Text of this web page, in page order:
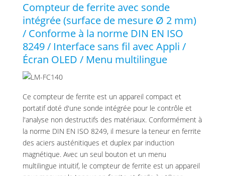
Compteur de ferrite avec sonde
intégrée (surface de mesure Ø 2 mm)
/ Conforme à la norme DIN EN ISO
8249 / Interface sans fil avec Appli /
Écran OLED / Menu multilingue
Ce compteur de ferrite est un appareil compact et
portatif doté d'une sonde intégrée pour le contrôle et
l'analyse non destructifs des matériaux. Conformément à
la norme DIN EN ISO 8249, il mesure la teneur en ferrite
des aciers austénitiques et duplex par induction
magnétique. Avec un seul bouton et un menu
multilingue intuitif, le compteur de ferrite est un appareil